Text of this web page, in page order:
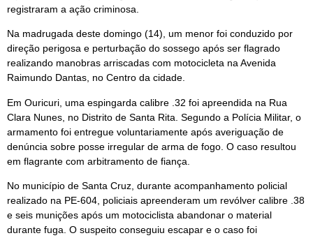
registraram a ação criminosa.
Na madrugada deste domingo (14), um menor foi conduzido por
direção perigosa e perturbação do sossego após ser flagrado
realizando manobras arriscadas com motocicleta na Avenida
Raimundo Dantas, no Centro da cidade.
Em Ouricuri, uma espingarda calibre .32 foi apreendida na Rua
Clara Nunes, no Distrito de Santa Rita. Segundo a Polícia Militar, o
armamento foi entregue voluntariamente após averiguação de
denúncia sobre posse irregular de arma de fogo. O caso resultou
em flagrante com arbitramento de fiança.
No município de Santa Cruz, durante acompanhamento policial
realizado na PE-604, policiais apreenderam um revólver calibre .38
e seis munições após um motociclista abandonar o material
durante fuga. O suspeito conseguiu escapar e o caso foi